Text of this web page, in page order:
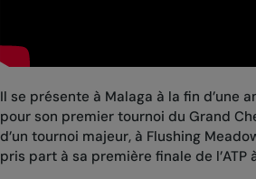
Il se présente à Malaga à la fin d’une
pour son premier tournoi du Grand
d’un tournoi majeur, à Flushing
pris part à sa première finale de l’ATP